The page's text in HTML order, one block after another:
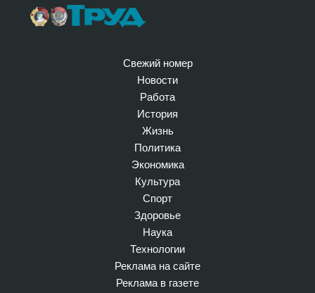
Свежий номер
Новости
Работа
История
Жизнь
Политика
Экономика
Культура
Спорт
Здоровье
Наука
Технологии
Реклама на сайте
Реклама в газете